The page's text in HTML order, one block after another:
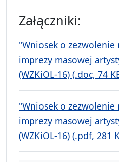
Załączniki:
"Wniosek o
imprezy masowej
(WZKiOL-16) (.doc, 74
"Wniosek o
imprezy masowej
(WZKiOL-16) (.pdf, 281